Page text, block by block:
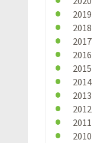
2019
2018
2017
2016
2015
2014
2013
2012
2011
2010